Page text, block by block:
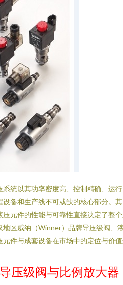
统以其功率密度高、控制精确、运
备和生产线不可或缺的核心部分。其
元件的性能与可靠性直接决定了整
区威纳（Winner）品牌导压级阀、
件与成套设备在市场中的定位与价
压级阀与比例放大器